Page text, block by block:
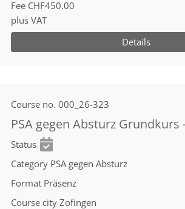
Fee CHF450.00
plus VAT
Details
Course no. 000_26-323
PSA gegen Absturz Grundkurs
Status
Category PSA gegen Absturz
Format Präsenz
Course city Zofingen